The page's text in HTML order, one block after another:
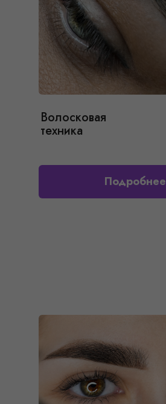
Волосковая
техника
Подробнее